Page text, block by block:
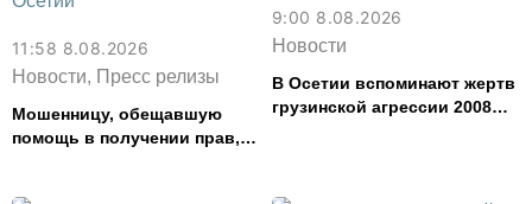
11:58 8.08.2026
Новости, Пресс релизы
Мошенницу, обещавшую
помощь в получении прав,
9:00 8.08.2026
Новости
В Осетии вспоминают жертв
грузинской агрессии 2008